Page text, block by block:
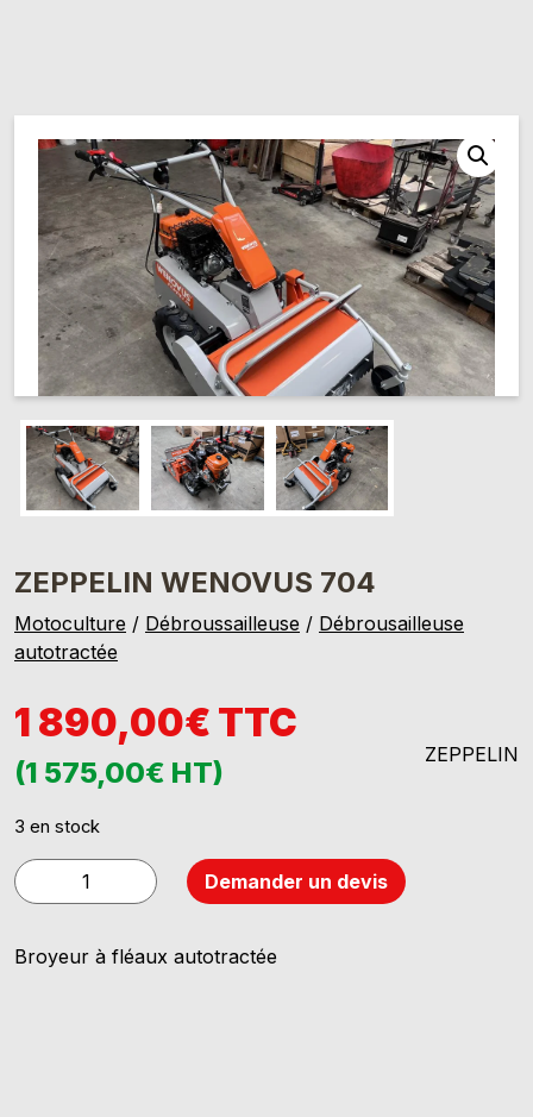
ZEPPELIN WENOVUS 704
Motoculture / Débroussailleuse / Débrousailleuse
autotractée
1 890,00€ TTC
(1 575,00€ HT)
ZEPPELIN
3 en stock
quantité
de
WENOVUS
Demander un devis
Broyeur à fléaux autotractée